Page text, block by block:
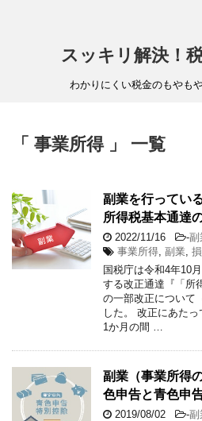
スッキリ解決！
わかりにくい税金のもやも
「 事業所得 」 一覧
副業を行ってい
所得税基本通達
2022/11/16 -副
事業所得 副業
国税庁は令和4年10
する改正通達『「所
の一部改正について
した。 改正にあたっ
1か月の間 …
副業（事業所得
色申告と青色申
2019/08/02 -副